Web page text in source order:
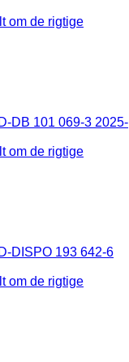
om de rigtige
DB 101 069-3 2025-
om de rigtige
DISPO 193 642-6
om de rigtige